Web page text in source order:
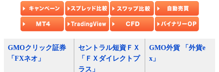
GMOクリック証券
「FXネオ」
セントラル短資ＦＸ
「ＦＸダイレクトプ
ラス」
GMO外貨 「外貨e
x」